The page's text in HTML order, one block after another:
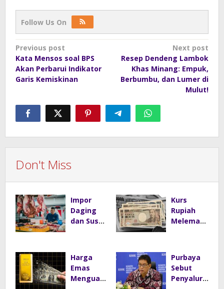
Follow Us On
Post
navigation
Previous post
Kata Mensos soal BPS
Akan Perbarui Indikator
Garis Kemiskinan
Next post
Resep Dendeng Lambok
Khas Minang: Empuk,
Berbumbu, dan Lumer di
Mulut!
Don't Miss
Impor
Daging
dan Susu
Neraca
Perdagan
gan RI
Kurs
Rupiah
Melemah,
di Tengah
Gejolak
Pasar
Harga
Emas
Menguat
Purbaya
Sebut
Penyalura